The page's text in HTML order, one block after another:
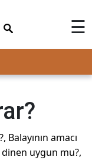
☰
Balayının amacı
dinen uygun mu?,